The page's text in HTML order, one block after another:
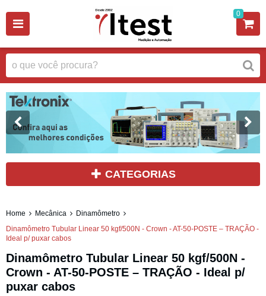
0
CATEGORIAS
Home Mecânica
Dinamômetro
Dinamômetro Tubular Linear 50 kgf/500N - Crown - AT-50-POSTE – TRAÇÃO -
Ideal p/ puxar cabos
Dinamômetro Tubular Linear 50 kgf/500N -
Crown - AT-50-POSTE – TRAÇÃO - Ideal p/
puxar cabos